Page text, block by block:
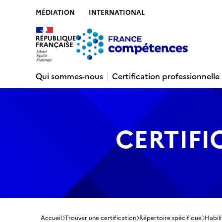
MÉDIATION INTERNATIONAL
Qui sommes-nous
Certification professionnelle
Accueil Trouver une certification Répertoire spécifique